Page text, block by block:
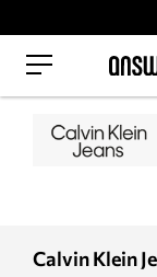
Calvin Klein